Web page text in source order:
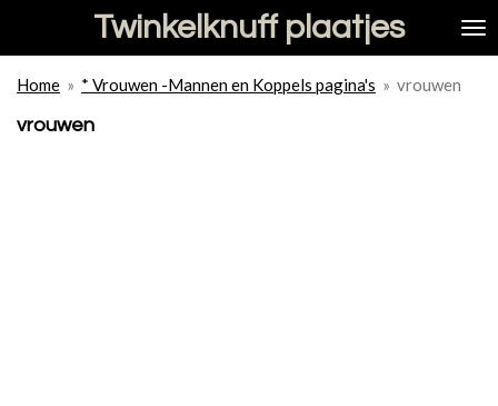
de
hoofdinhoud
Twinkelknuff plaatjes
Home » * Vrouwen -Mannen en Koppels pagina's » vrouwen
vrouwen